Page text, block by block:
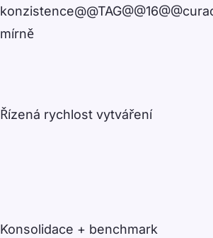
mírně
Řízená rychlost vytváření
Konsolidace + benchmark